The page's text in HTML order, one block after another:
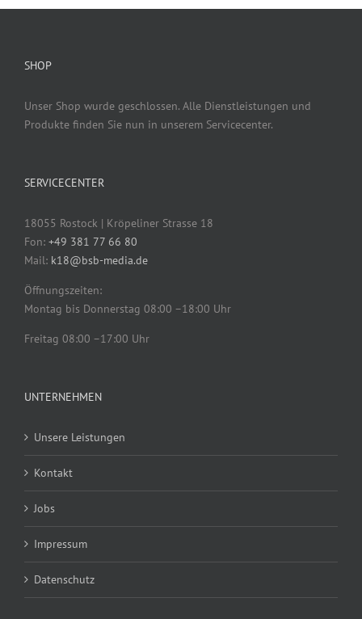
SHOP
Unser Shop wurde geschlossen. Alle Dienstleistungen und
Produkte finden Sie nun in unserem Servicecenter.
SERVICECENTER
18055 Rostock | Kröpeliner Strasse 18
Fon: +49 381 77 66 80
Mail: k18@bsb-media.de
Öffnungszeiten:
Montag bis Donnerstag 08:00 –18:00 Uhr
Freitag 08:00 –17:00 Uhr
UNTERNEHMEN
Unsere Leistungen
Kontakt
Jobs
Impressum
Datenschutz